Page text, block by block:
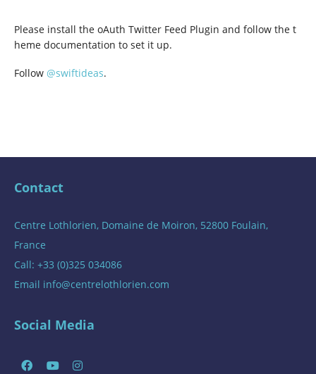
Please install the oAuth Twitter Feed Plugin and follow the t
heme documentation to set it up.
Follow @swiftideas.
Contact
Centre Lothlorien, Domaine de Moiron, 52800 Foulain,
France
Call: +33 (0)325 034086
Email info@centrelothlorien.com
Social Media